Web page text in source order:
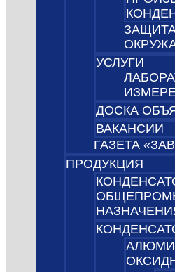
УСЛУГИ
ДОСКА
ВАКАНСИИ
ГАЗЕТА
ПРОДУКЦИЯ